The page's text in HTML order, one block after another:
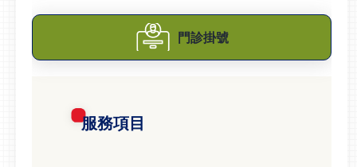
門診掛號
服務項目